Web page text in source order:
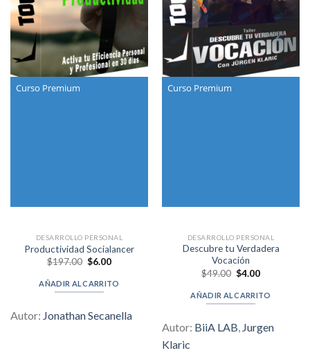
Curso Premium
DESARROLLO PERSONAL
Productividad Socialancer
$197.00 Original
was:
$197.00.
$6.00Current
is:
$6.00.
AÑADIR AL CARRITO
Autor: Jonathan Secanella
Curso Premium
DESARROLLO PERSONAL
Descubre tu Verdadera
Vocación
$49.00 Original
was:
$49.00.
$4.00Current
is:
$4.00.
AÑADIR AL CARRITO
Autor: BiiA LAB Jurgen
Klaric